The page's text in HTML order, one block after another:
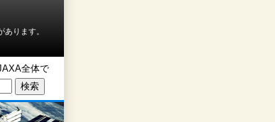
ります。
全体で